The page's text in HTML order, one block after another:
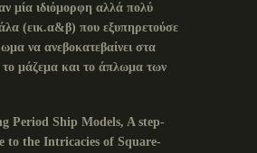
μία ιδιόμορφη αλλά πολύ
(εικ.α&β) που εξυπηρετούσε
να ανεβοκατεβαίνει στα
το μάζεμα και το άπλωμα των
Period Ship Models, A step-
to the Intricacies of Square-